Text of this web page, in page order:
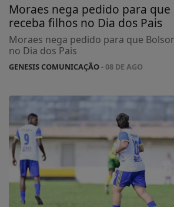
Moraes nega pedido para
receba filhos no Dia dos Pais
Moraes nega pedido para que
no Dia dos Pais
GENESIS COMUNICAÇÃO- 08 DE AGO